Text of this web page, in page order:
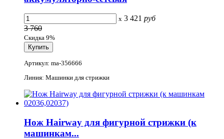
x 3 421 руб
3 760
Скидка 9%
Артикул: ma-356666
Линия: Машинки для стрижки
Нож Hairway для фигурной стрижки (к
машинкам...